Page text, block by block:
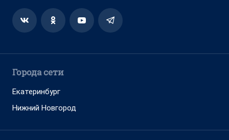
Города сети
Екатеринбург
Нижний Новгород